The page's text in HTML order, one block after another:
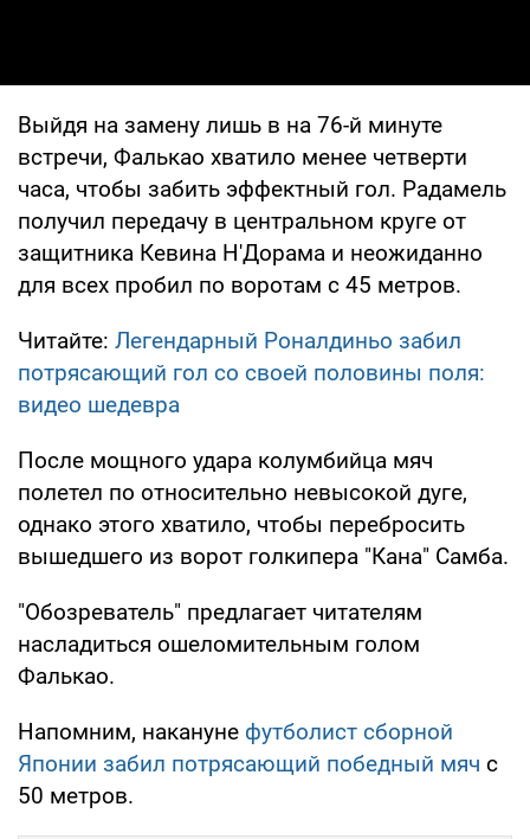
Выйдя на замену лишь в на 76-й минуте
встречи, Фалькао хватило менее четверти
часа, чтобы забить эффектный гол. Радамель
получил передачу в центральном круге от
защитника Кевина Н'Дорама и неожиданно
для всех пробил по воротам с 45 метров.
Читайте: Легендарный Роналдиньо забил
потрясающий гол со своей половины поля:
видео шедевра
После мощного удара колумбийца мяч
полетел по относительно невысокой дуге,
однако этого хватило, чтобы перебросить
вышедшего из ворот голкипера "Кана" Самба.
"Обозреватель" предлагает читателям
насладиться ошеломительным голом
Фалькао.
Напомним, накануне футболист сборной
Японии забил потрясающий победный мяч с
50 метров.